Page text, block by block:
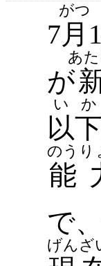
7月
がつ
が
あ
以
い
下
か
能
のう り
で
げんざ